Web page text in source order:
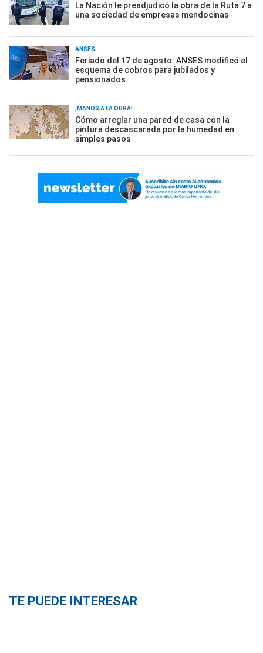
La Nación le preadjudicó la obra de la Ruta 7 a
una sociedad de empresas mendocinas
ANSES
Feriado del 17 de agosto: ANSES modificó el
esquema de cobros para jubilados y
pensionados
¡MANOS A LA OBRA!
Cómo arreglar una pared de casa con la
pintura descascarada por la humedad en
simples pasos
TE PUEDE INTERESAR